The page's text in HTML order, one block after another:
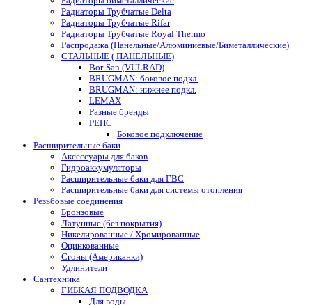
Радиаторы Трубчатые Delta
Радиаторы Трубчатые Rifar
Радиаторы Трубчатые Royal Thermo
Распродажа (Панельные/Алюминиевые/Биметаллические)
СТАЛЬНЫЕ ( ПАНЕЛЬНЫЕ)
Bor-San (VULRAD)
BRUGMAN: боковое подкл.
BRUGMAN: нижнее подкл.
LEMAX
Разные бренды
РЕНС
Боковое подключение
Расширительные баки
Аксессуары для баков
Гидроаккумуляторы
Расширительные баки для ГВС
Расширительные баки для системы отопления
Резьбовые соединения
Бронзовые
Латунные (без покрытия)
Никелированные / Хромированные
Оцинкованные
Сгоны (Американки)
Удлинители
Сантехника
ГИБКАЯ ПОДВОДКА
Для воды